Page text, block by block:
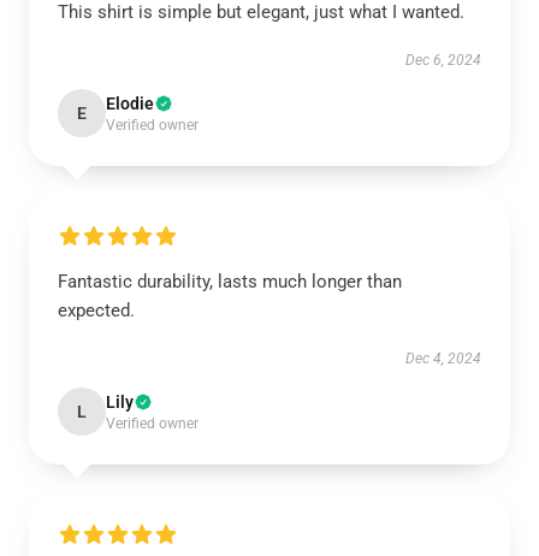
This shirt is simple but elegant, just what I wanted.
Dec 6, 2024
E Elodie
Verified owner
Fantastic durability, lasts much longer than
expected.
Dec 4, 2024
L Lily
Verified owner